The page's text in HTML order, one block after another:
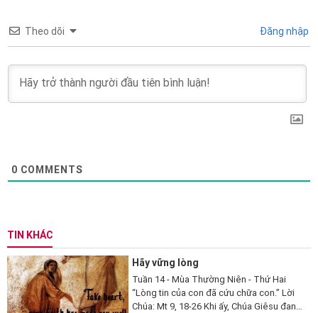
Theo dõi Đăng nhập
0 COMMENTS
TIN KHÁC
Hãy vững lòng
Tuần 14 - Mùa Thường Niên - Thứ Hai
“Lòng tin của con đã cứu chữa con.” Lời
Chúa: Mt 9, 18-26 Khi ấy, Chúa Giêsu đang